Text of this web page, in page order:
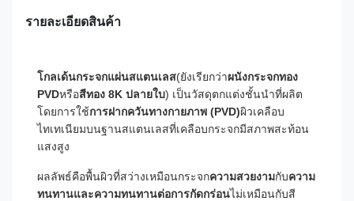
รายละเอียดสินค้า
โกลเด้นกระจกแผ่นสแตนเลส(ยังเรียกว่าผนังกระจกทอง
PVDหรือสีทอง 8K ปลายใบ) เป็นวัสดุตกแต่งชั้นนําที่ผลิต
โดยการใช้การฝากควันทางกายภาพ (PVD)ผิวเคลือบ
ไทเทเนียมบนฐานสแตนเลสที่เคลือบกระจกมีสภาพสะท้อน
แสงสูง
ผลลัพธ์คือพื้นผิวที่สว่างเหมือนกระจกความสวยงามกับความ
ทนทานและความทนทานต่อการกัดกร่อนไม่เหมือนกับสี